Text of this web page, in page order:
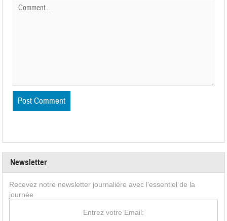
Newsletter
Recevez notre newsletter journalière avec l'essentiel de la
journée
Entrez votre Email: